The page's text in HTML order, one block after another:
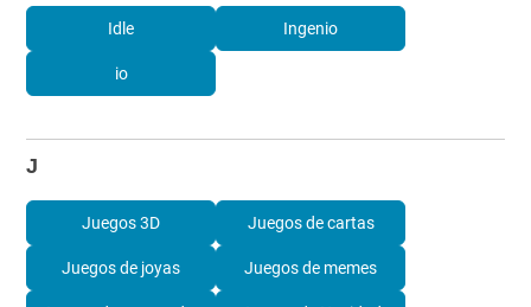
Idle Ingenio
io
J
Juegos 3D Juegos de cartas
Juegos de joyas Juegos de memes